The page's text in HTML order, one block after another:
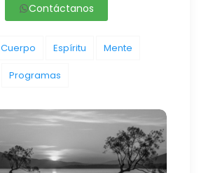
Contáctanos
Cuerpo Espíritu Mente
Programas